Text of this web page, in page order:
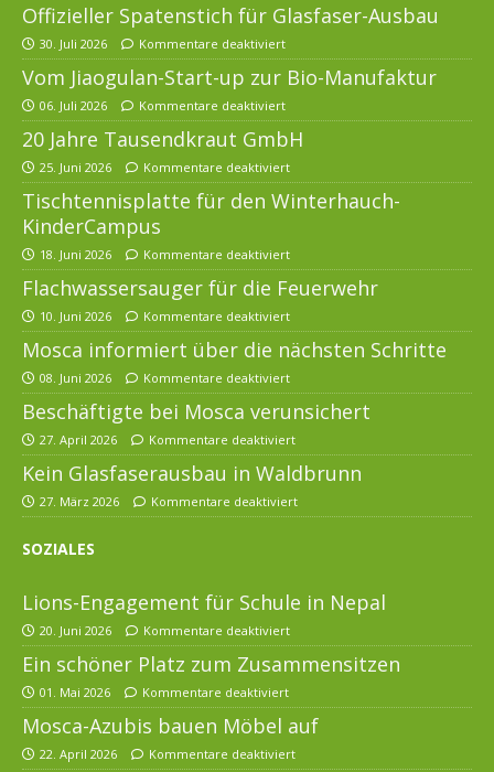
Offizieller Spatenstich für Glasfaser-Ausbau
30. Juli 2026 Kommentare deaktiviert
Vom Jiaogulan-Start-up zur Bio-Manufaktur
06. Juli 2026 Kommentare deaktiviert
20 Jahre Tausendkraut GmbH
25. Juni 2026 Kommentare deaktiviert
Tischtennisplatte für den Winterhauch-
KinderCampus
18. Juni 2026 Kommentare deaktiviert
Flachwassersauger für die Feuerwehr
10. Juni 2026 Kommentare deaktiviert
Mosca informiert über die nächsten Schritte
08. Juni 2026 Kommentare deaktiviert
Beschäftigte bei Mosca verunsichert
27. April 2026 Kommentare deaktiviert
Kein Glasfaserausbau in Waldbrunn
27. März 2026 Kommentare deaktiviert
SOZIALES
Lions-Engagement für Schule in Nepal
20. Juni 2026 Kommentare deaktiviert
Ein schöner Platz zum Zusammensitzen
01. Mai 2026 Kommentare deaktiviert
Mosca-Azubis bauen Möbel auf
22. April 2026 Kommentare deaktiviert